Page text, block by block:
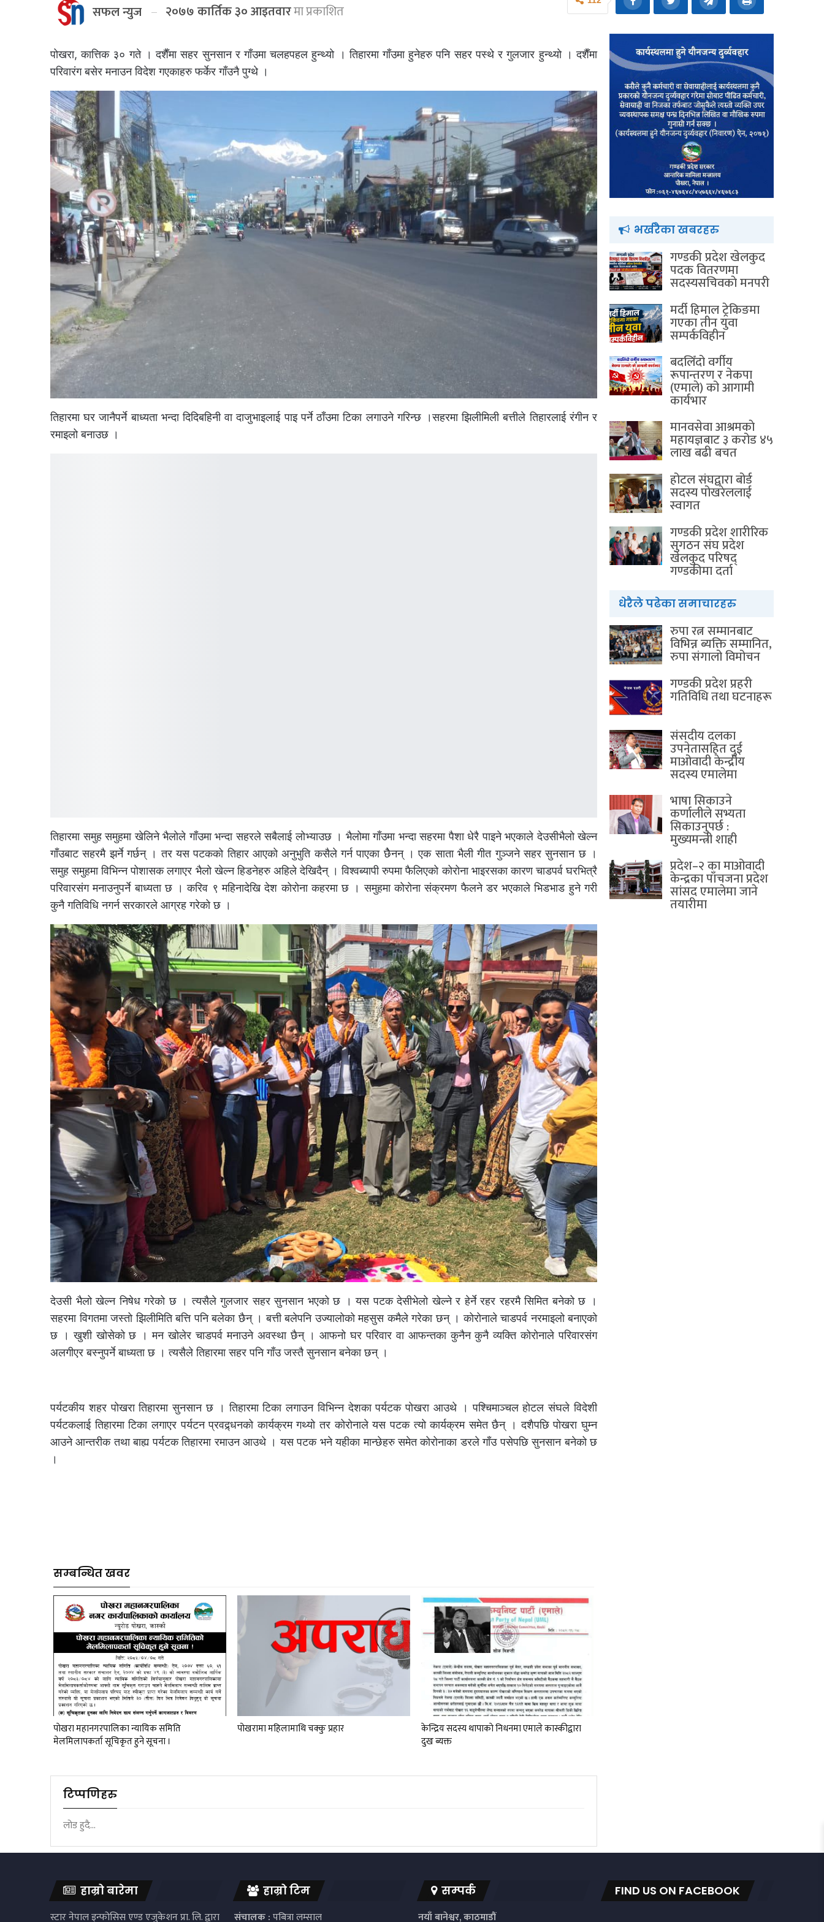
सफल न्युज २०७७ कार्तिक ३० आइतवारमा प्रकाशित
पोखरा, कात्तिक ३० गते । दशैँमा सहर सुनसान र गाँउमा चलहपहल हुन्थ्यो । तिहारमा गाँउमा हुनेहरु पनि सहर पस्थे र गुलजार हुन्थ्यो । दशैँमा
परिवारंग बसेर मनाउन विदेश गएकाहरु फर्केर गाँउनै पुग्थे ।
तिहारमा घर जानैपर्ने बाध्यता भन्दा दिदिबहिनी वा दाजुभाइलाई पाइ पर्ने ठाँउमा टिका लगाउने गरिन्छ ।सहरमा झिलीमिली बत्तीले तिहारलाई रंगीन र
रमाइलो बनाउछ ।
तिहारमा समुह समुहमा खेलिने भैलोले गाँउमा भन्दा सहरले सबैलाई लोभ्याउछ । भैलोमा गाँउमा भन्दा सहरमा पैशा धेरै पाइने भएकाले देउसीभैलो खेल्न
गाँउबाट सहरमै झर्ने गर्छन् । तर यस पटकको तिहार आएको अनुभुति कसैले गर्न पाएका छैेनन् । एक साता भैली गीत गुञ्जने सहर सुनसान छ ।
समुह समुहमा विभिन्न पोशासक लगाएर भैलो खेल्न हिडनेहरु अहिले देखिदैन् । विश्वब्यापी रुपमा फैलिएको कोरोना भाइरसका कारण चाडपर्व घरभित्रै
परिवारसंग मनाउनुपर्ने बाध्यता छ । करिव ९ महिनादेखि देश कोरोना कहरमा छ । समुहमा कोरोना संक्रमण फैलने डर भएकाले भिडभाड हुने गरी
कुनै गतिविधि नगर्न सरकारले आग्रह गरेको छ ।
देउसी भैलो खेल्न निषेध गरेको छ । त्यसैले गुलजार सहर सुनसान भएको छ । यस पटक देसीभेलो खेल्ने र हेर्ने रहर रहरमै सिमित बनेको छ ।
सहरमा विगतमा जस्तो झिलीमिति बत्ति पनि बलेका छैन् । बत्ती बलेपनि उज्यालोको महसुस कमैले गरेका छन् । कोरोनाले चाडपर्व नरमाइलो बनाएको
छ । खुशी खोसेको छ । मन खोलेर चाडपर्व मनाउने अवस्था छैन् । आफनो घर परिवार वा आफन्तका कुनैन कुनै व्यक्ति कोरोनाले परिवारसंग
अलगीएर बस्नुपर्ने बाध्यता छ । त्यसैले तिहारमा सहर पनि गाँउ जस्तै सुनसान बनेका छन् ।
पर्यटकीय शहर पोखरा तिहारमा सुनसान छ । तिहारमा टिका लगाउन विभिन्न देशका पर्यटक पोखरा आउथे । पश्चिमाञ्चल होटल संघले विदेशी
पर्यटकलाई तिहारमा टिका लगाएर पर्यटन प्रवद्र्धनको कार्यक्रम गथ्यो तर कोरोनाले यस पटक त्यो कार्यक्रम समेत छैन् । दशैपछि पोखरा घुम्न
आउने आन्तरीक तथा बाह्य पर्यटक तिहारमा रमाउन आउथे । यस पटक भने यहीका मान्छेहरु समेत कोरोनाका डरले गाँउ पसेपछि सुनसान बनेको छ
।
सम्बन्धित खवर
पाेखरा महानगरपालिका न्यायिक समिति
मेलमिलापकर्ता सूचिकृत हुने सूचना ।
पोखरामा महिलामाथि चक्कु प्रहार
केन्द्रिय सदस्य थापाकाे निधनमा एमाले कास्कीद्वारा
दुख ब्यक्त
टिप्पणिहरु
लोड हुदै...
भर्खरैका खबरहरु
गण्डकी प्रदेश खेलकुद
पदक वितरणमा
सदस्यसचिवकाे मनपरी
मर्दी हिमाल ट्रेकिङमा
गएका तीन युवा
सम्पर्कविहीन
बदलिँदो वर्गीय
रूपान्तरण र नेकपा
(एमाले) को आगामी
कार्यभार
मानवसेवा आश्रमकाे‌
महायज्ञबाट ३ करोड ४५
लाख बढी बचत
होटल संघद्वारा बोर्ड
सदस्य पोखरेललाई
स्वागत
गण्डकी प्रदेश शारीरिक
सुगठन संघ प्रदेश
खेलकुद परिषद्
गण्डकीमा दर्ता
धेरैले पढेका समाचारहरु
रुपा रत्न सम्मानबाट
विभिन्न ब्यक्ति सम्मानित,
रुपा संगालो विमोचन
गण्डकी प्रदेश प्रहरी
गतिविधि तथा घटनाहरू
संसदीय दलका
उपनेतासहित दुई
माओवादी केन्द्रीय
सदस्य एमालेमा
भाषा सिकाउने
कर्णालीले सभ्यता
सिकाउनुपर्छ :
मुख्यमन्त्री शाही
प्रदेश–२ का माओवादी
केन्द्रका पाँचजना प्रदेश
सांसद एमालेमा जाने
तयारीमा
हाम्रो बारेमा
स्टार नेपाल इन्फोसिस एण्ड एजुकेशन प्रा. लि. द्वारा
हाम्रो टिम
संचालक :पबित्रा लम्साल
सम्पर्क
नयाँ बानेश्वर, काठमाडौं
FIND US ON FACEBOOK